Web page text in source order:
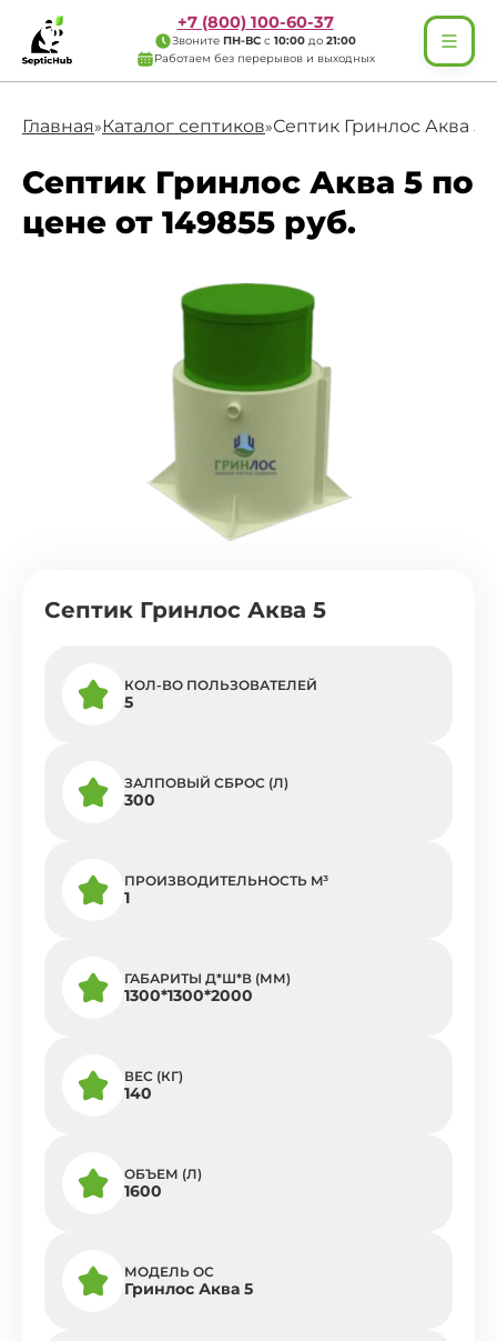
+7 (800) 100-60-37
Звоните ПН-ВС с 10:00 до 21:00
Работаем без перерывов и выходных
Главная»Каталог септиков»Септик Гринлос Аква 5
Септик Гринлос Аква 5 по
цене от 149855 руб.
Септик Гринлос Аква 5
КОЛ-ВО ПОЛЬЗОВАТЕЛЕЙ
5
ЗАЛПОВЫЙ СБРОС (Л)
300
ПРОИЗВОДИТЕЛЬНОСТЬ M³
1
ГАБАРИТЫ Д*Ш*В (ММ)
1300*1300*2000
ВЕС (КГ)
140
ОБЪЕМ (Л)
1600
МОДЕЛЬ ОС
Гринлос Аква 5